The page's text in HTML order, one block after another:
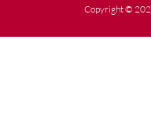
Copyright ©